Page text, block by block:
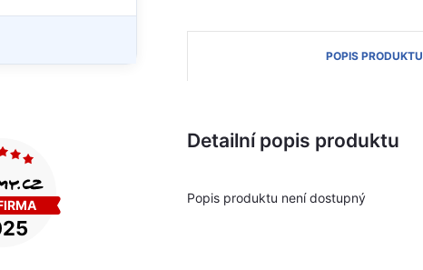
POPIS PRODUKTU
Detailní popis produktu
Popis produktu není dostupný